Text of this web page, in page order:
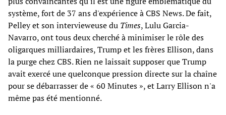
système, fort de 37 ans d'expérience à CBS News. De fait,
Pelley et son intervieweuse du Times, Lulu Garcia-
Navarro, ont tous deux cherché à minimiser le rôle des
oligarques milliardaires, Trump et les frères Ellison, dans
la purge chez CBS. Rien ne laissait supposer que Trump
avait exercé une quelconque pression directe sur la chaîne
pour se débarrasser de « 60 Minutes », et Larry Ellison n'a
même pas été mentionné.